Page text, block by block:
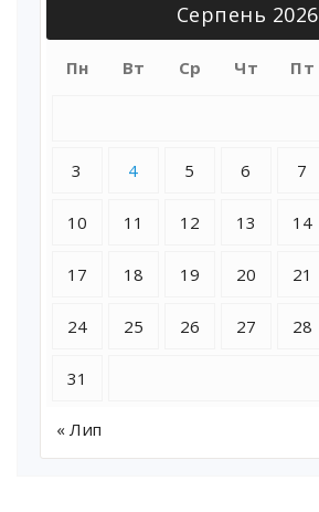
Серпень 2026
Пн Вт Ср Чт Пт
3 4 5 6 7
10 11 12 13 14
17 18 19 20 21
24 25 26 27 28
31
« Лип